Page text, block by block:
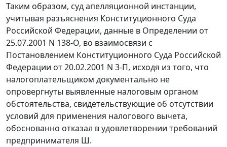
Таким образом, суд апелляционной инстанции,
учитывая разъяснения Конституционного Суда
Российской Федерации, данные в Определении от
25.07.2001 N 138-О, во взаимосвязи с
Постановлением Конституционного Суда Российской
Федерации от 20.02.2001 N 3-П, исходя из того, что
налогоплательщиком документально не
опровергнуты выявленные налоговым органом
обстоятельства, свидетельствующие об отсутствии
условий для применения налогового вычета,
обоснованно отказал в удовлетворении требований
предпринимателя Ш.